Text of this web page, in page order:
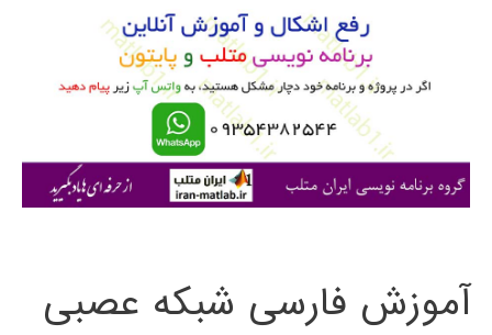
ی
آموزش فارسی شبکه عصبی